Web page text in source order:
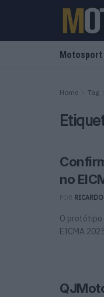
Motosport
Home Tag
no
O protótipo
EICMA